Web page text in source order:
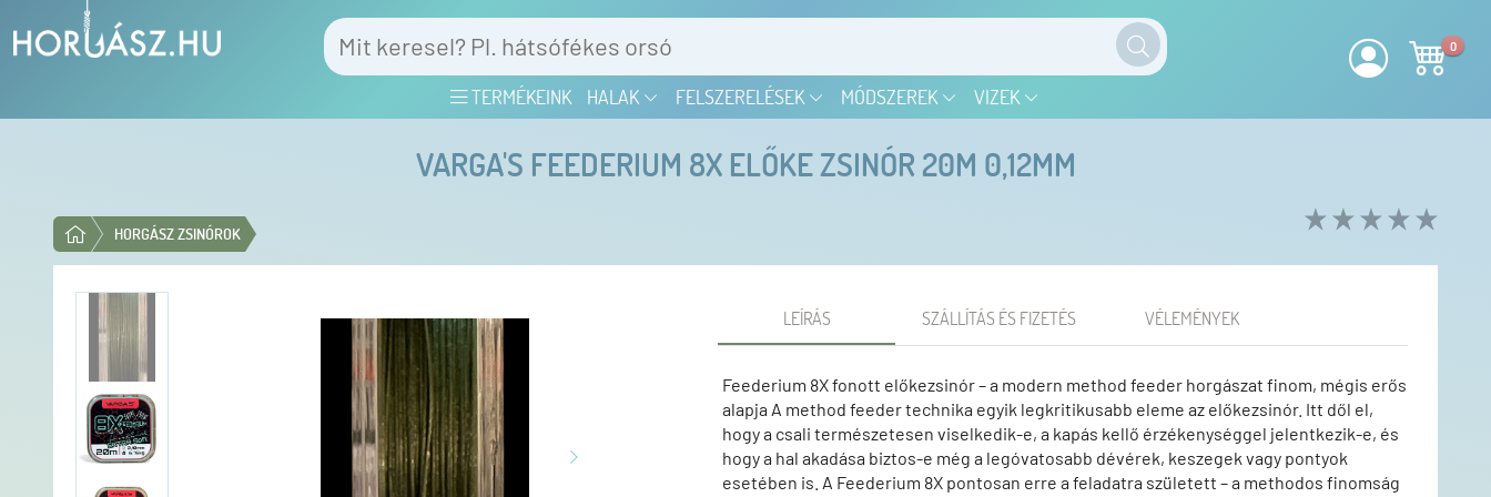
TERMÉKEINK HALAK FELSZERELÉSEK MÓDSZEREK VIZEK
0
VARGA'S FEEDERIUM 8X ELŐKE ZSINÓR 20M 0,12MM
HORGÁSZ ZSINÓROK
LEÍRÁS SZÁLLÍTÁS ÉS FIZETÉS VÉLEMÉNYEK
Feederium 8X fonott előkezsinór – a modern method feeder horgászat finom, mégis erős
alapja A method feeder technika egyik legkritikusabb eleme az előkezsinór. Itt dől el,
hogy a csali természetesen viselkedik-e, a kapás kellő érzékenységgel jelentkezik-e, és
hogy a hal akadása biztos-e még a legóvatosabb dévérek, keszegek vagy pontyok
esetében is. A Feederium 8X pontosan erre a feladatra született – a methodos finomság